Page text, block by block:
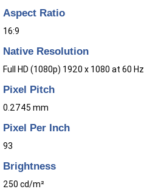
Aspect Ratio
16:9
Native Resolution
Full HD (1080p) 1920 x 1080 at 60 Hz
Pixel Pitch
0.2745 mm
Pixel Per Inch
93
Brightness
250 cd/m²